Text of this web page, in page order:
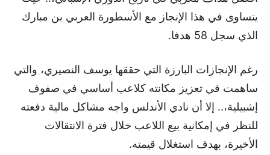
يتساوى في هذا الإنجاز مع الأسطورة العربي بن مبارك
الذي سجل 58 هدفا.
رغم الإنجازات البارزة التي حققها يوسف النصيري، والتي
ساهمت في تعزيز مكانته كلاعب أساسي في صفوف
إشبيلية،.. إلا أن نادي الأندلس واجه مشاكل مالية دفعته
للنظر في إمكانية بيع اللاعب خلال فترة الانتقالات
الأخيرة، بهدف استغلال قيمته.